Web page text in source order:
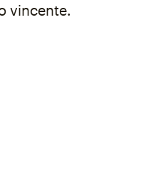
vincente.